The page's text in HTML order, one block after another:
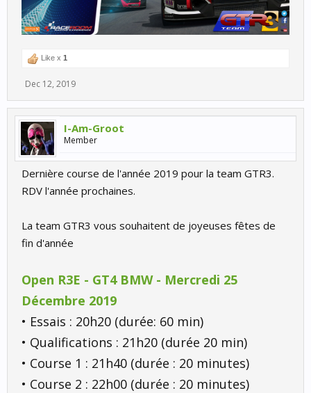
Like x 1
Dec 12, 2019
I-Am-Groot
Member
Dernière course de l'année 2019 pour la team GTR3.
RDV l'année prochaines.
La team GTR3 vous souhaitent de joyeuses fêtes de
fin d'année
Open R3E - GT4 BMW - Mercredi 25
Décembre 2019
• Essais : 20h20 (durée: 60 min)
• Qualifications : 21h20 (durée 20 min)
• Course 1 : 21h40 (durée : 20 minutes)
• Course 2 : 22h00 (durée : 20 minutes)